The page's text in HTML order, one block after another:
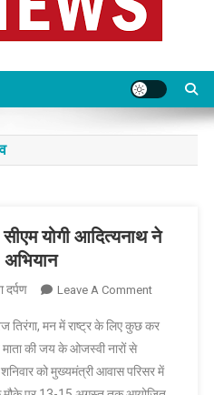
योगी आदित्यनाथ ने
अभियान
दर्पण Leave A CommentOn
को
सौंपे,
तिरंगा, मन में राष्ट्र के लिए कुछ कर
की जय के ओजस्वी नारों से
को मुख्यमंत्री आवास परिसर में